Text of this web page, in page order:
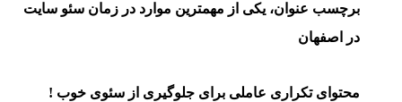
برچسب عنوان، یکی از مهمترین موارد در زمان سئو سایت
در اصفهان
محتوای تکراری عاملی برای جلوگیری از سئوی خوب !